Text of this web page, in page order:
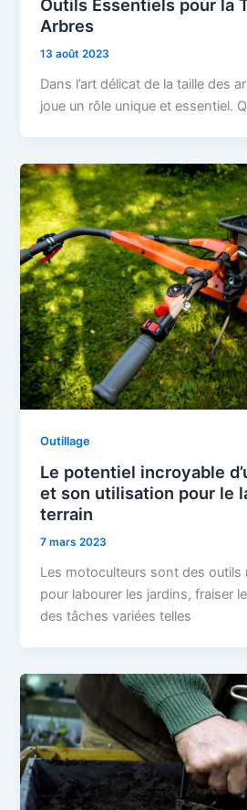
Outils Essentiels pour la
Arbres
13 août 2023
Dans l’art délicat de la taille des
joue un rôle unique et essentiel.
Outillage
Le potentiel incroyable
et son utilisation pour le
terrain
7 mars 2023
Les motoculteurs sont des
pour labourer les jardins, fraiser
des tâches variées telles